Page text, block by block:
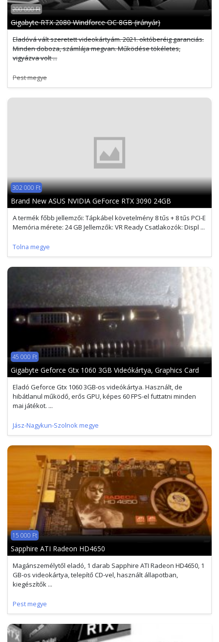
200 000 Ft
Gigabyte RTX 2080 Windforce OC 8GB (irányár)
Eladóvá vált szeretett videokártyám. 2021. októberéig garanciás.
Minden doboza, számlája megvan. Működése tökéletes,
vigyázva volt ...
Pest megye
302 000 Ft
Brand New ASUS NVIDIA GeForce RTX 3090 24GB
A termék főbb jellemzői: Tápkábel követelmény 8 tűs + 8 tűs PCI-E
Memória mérete: 24 GB Jellemzők: VR Ready Csatlakozók: Displ ...
Tolna megye
45 000 Ft
Gigabyte Geforce Gtx 1060 3GB Videókártya, Graphics Card
Eladó Geforce Gtx 1060 3GB-os videókártya. Használt, de
hibátlanul működő, erős GPU, képes 60 FPS-el futtatni minden
mai játékot. ...
Jász-Nagykun-Szolnok megye
15 000 Ft
Sapphire ATI Radeon HD4650
Magánszemélytől eladó, 1 darab Sapphire ATI Radeon HD4650, 1
GB-os videokártya, telepítő CD-vel, használt állapotban,
kiegészítők ...
Pest megye